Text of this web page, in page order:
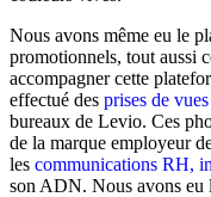
Nous avons même eu le
promotionnels, tout aussi
accompagner cette
effectué des prises de
bureaux de Levio. Ces
de la marque employeur
les communications RH,
son ADN. Nous avons eu